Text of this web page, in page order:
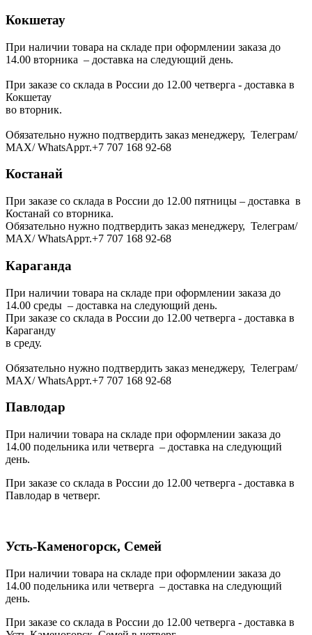
Кокшетау
При наличии товара на складе при оформлении заказа до
14.00 вторника – доставка на следующий день.
При заказе со склада в России до 12.00 четверга - доставка в
Кокшетау
во вторник.
Обязательно нужно подтвердить заказ менеджеру, Телеграм/
МАХ/ WhatsAppт.+7 707 168 92-68
Костанай
При заказе со склада в России до 12.00 пятницы – доставка в
Костанай со вторника.
Обязательно нужно подтвердить заказ менеджеру, Телеграм/
МАХ/ WhatsAppт.+7 707 168 92-68
Караганда
При наличии товара на складе при оформлении заказа до
14.00 среды – доставка на следующий день.
При заказе со склада в России до 12.00 четверга - доставка в
Караганду
в среду.
Обязательно нужно подтвердить заказ менеджеру, Телеграм/
МАХ/ WhatsAppт.+7 707 168 92-68
Павлодар
При наличии товара на складе при оформлении заказа до
14.00 подельника или четверга – доставка на следующий
день.
При заказе со склада в России до 12.00 четверга - доставка в
Павлодар в четверг.
Усть-Каменогорск, Семей
При наличии товара на складе при оформлении заказа до
14.00 подельника или четверга – доставка на следующий
день.
При заказе со склада в России до 12.00 четверга - доставка в